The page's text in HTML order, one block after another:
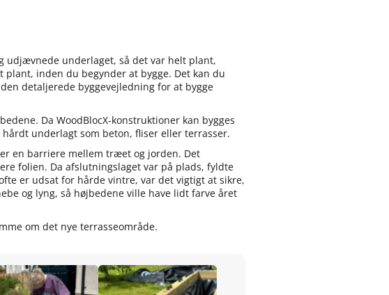
udjævnede underlaget, så det var helt plant,
inden du begynder at bygge. Det kan du
detaljerede byggevejledning for at bygge
Da WoodBlocX-konstruktioner kan bygges
underlagt som beton, fliser eller terrasser.
en barriere mellem træet og jorden. Det
folien. Da afslutningslaget var på plads, fyldte
er udsat for hårde vintre, var det vigtigt at sikre,
og lyng, så højbedene ville have lidt farve året
om det nye terrasseområde.